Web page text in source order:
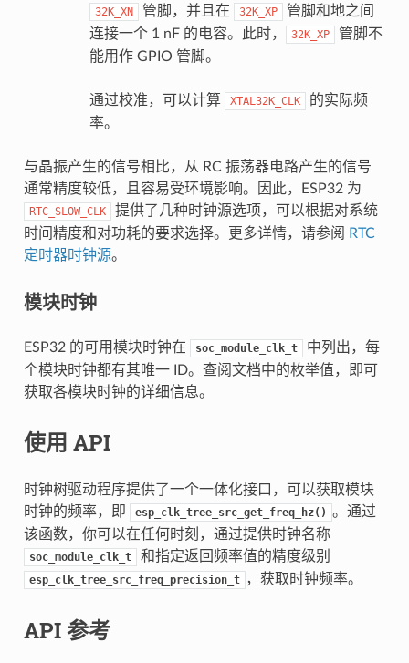
32K_XN 管脚，并且在 32K_XP
管脚和地之间
连接一个 1 nF 的电容。此时，
32K_XP
管脚不
能用作 GPIO 管脚。
通过校准，可以计算 XTAL32K_CLK
的实际频
率。
与晶振产生的信号相比，从 RC 振荡器电路产生的信号
通常精度较低，且容易受环境影响。因此，ESP32 为
RTC_SLOW_CLK
提供了几种时钟源选项，可以根据对系统
时间精度和对功耗的要求选择。更多详情，请参阅
RTC
定时器时钟源。
模块时钟
ESP32 的可用模块时钟在 soc_module_clk_t
中列出，每
个模块时钟都有其唯一 ID。查阅文档中的枚举值，即可
获取各模块时钟的详细信息。
使用 API
时钟树驱动程序提供了一个一体化接口，可以获取模块
时钟的频率，即
esp_clk_tree_src_get_freq_hz() 。通过
该函数，你可以在任何时刻，通过提供时钟名称
soc_module_clk_t 和指定返回频率值的精度级别
esp_clk_tree_src_freq_precision_t ，获取时钟频率。
API 参考